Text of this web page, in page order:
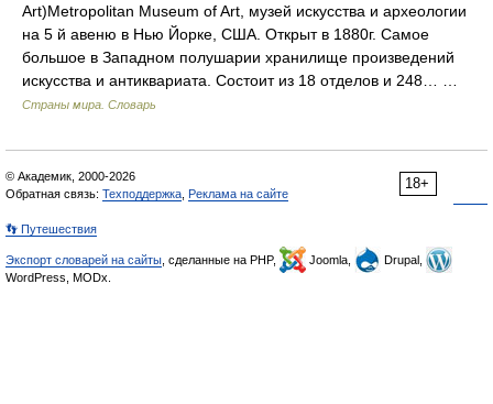
Art)Metropolitan Museum of Art, музей искусства и археологии
на 5 й авеню в Нью Йорке, США. Открыт в 1880г. Самое
большое в Западном полушарии хранилище произведений
искусства и антиквариата. Состоит из 18 отделов и 248… …
Страны мира. Словарь
18+
© Академик, 2000-2026
Обратная связь: Техподдержка Реклама на сайте
👣 Путешествия
Экспорт словарей на сайты , сделанные на PHP, Joomla,
Drupal,
WordPress, MODx.